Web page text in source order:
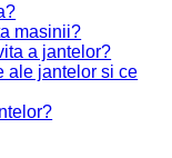
masinii?
a jantelor?
ale jantelor si ce